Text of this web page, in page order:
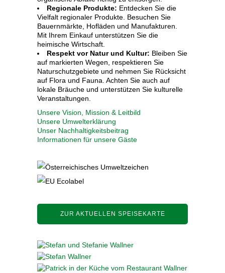
Regionale Produkte: Entdecken Sie die
Vielfalt regionaler Produkte. Besuchen Sie
Bauernmärkte, Hofläden und Manufakturen.
Mit Ihrem Einkauf unterstützen Sie die
heimische Wirtschaft.
Respekt vor Natur und Kultur: Bleiben Sie
auf markierten Wegen, respektieren Sie
Naturschutzgebiete und nehmen Sie Rücksicht
auf Flora und Fauna. Achten Sie auch auf
lokale Bräuche und unterstützen Sie kulturelle
Veranstaltungen.
Unsere Vision, Mission & Leitbild
Unsere Umwelterklärung
Unser Nachhaltigkeitsbeitrag
Informationen für unsere Gäste
ZUR AKTUELLEN SPEISEKARTE